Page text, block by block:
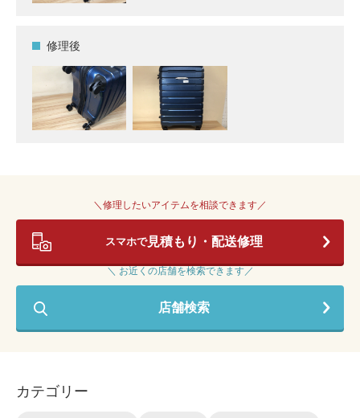
修理後
＼修理したいアイテムを相談できます／
スマホで見積もり・配送修理
＼ お近くの店舗を検索できます／
店舗検索
カテゴリー